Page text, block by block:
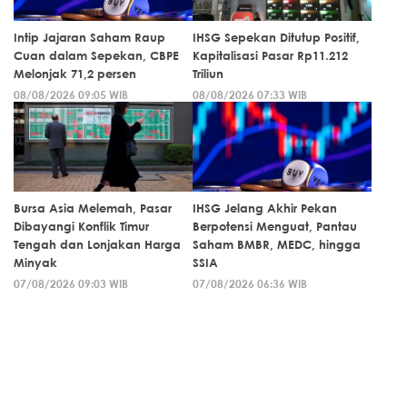
Intip Jajaran Saham Raup
Cuan dalam Sepekan, CBPE
Melonjak 71,2 persen
08/08/2026 09:05 WIB
IHSG Sepekan Ditutup Positif,
Kapitalisasi Pasar Rp11.212
Triliun
08/08/2026 07:33 WIB
Bursa Asia Melemah, Pasar
Dibayangi Konflik Timur
Tengah dan Lonjakan Harga
Minyak
07/08/2026 09:03 WIB
IHSG Jelang Akhir Pekan
Berpotensi Menguat, Pantau
Saham BMBR, MEDC, hingga
SSIA
07/08/2026 06:36 WIB